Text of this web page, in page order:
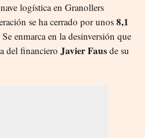
logística en Granollers
se ha cerrado por unos 8,1
Se enmarca en la desinversión que
del financiero Javier Faus de su